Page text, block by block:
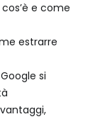
e come
estrarre
si